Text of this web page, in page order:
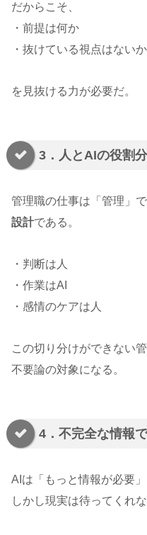
だからこそ、
・前提は何か
・抜けている視点はないか
を見抜ける力が必要だ。
3．人とAIの役割
管理職の仕事は「管理」で
設計である。
・判断は人
・作業はAI
・感情のケアは人
この切り分けができない管
不要論の対象になる。
4．不完全な情報
AIは「もっと情報が必要」
しかし現実は待ってくれな